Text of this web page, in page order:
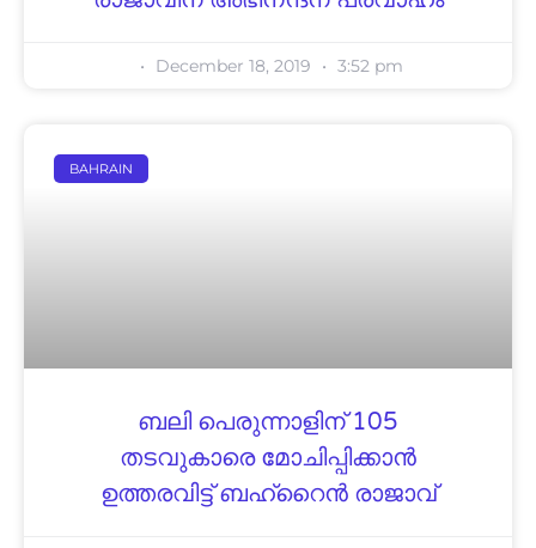
December 18, 2019 3:52 pm
BAHRAIN
ബലി പെരുന്നാളിന് 105
തടവുകാരെ മോചിപ്പിക്കാൻ
ഉത്തരവിട്ട് ബഹ്‌റൈൻ രാജാവ്